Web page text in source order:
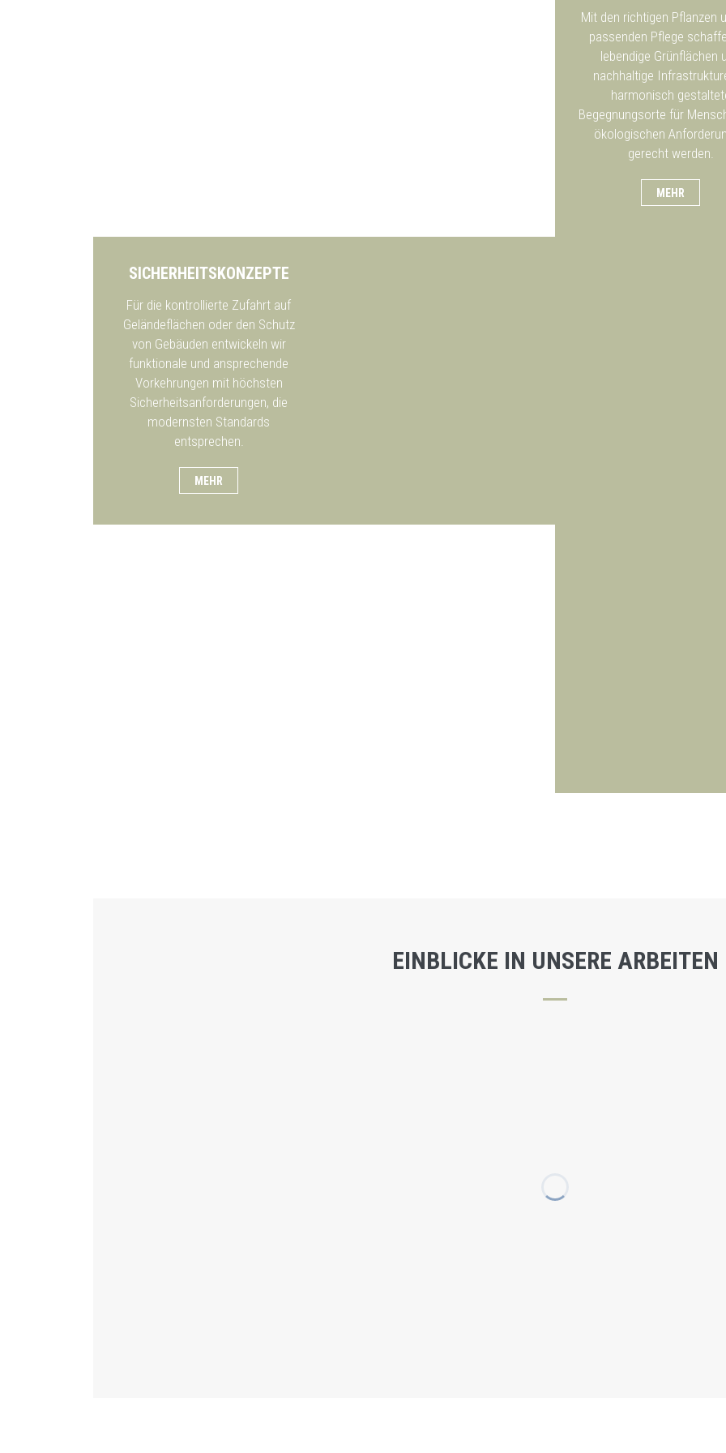
Mit den richtigen Pflanzen
passenden Pflege
lebendige Grünflächen
nachhaltige
harmonisch
Begegnungsorte für
ökologischen
gerecht werden.
MEHR
SICHERHEITSKONZEPTE
Für die kontrollierte Zufahrt auf
Geländeflächen oder den Schutz
von Gebäuden entwickeln wir
funktionale und ansprechende
Vorkehrungen mit höchsten
Sicherheitsanforderungen, die
modernsten Standards
entsprechen.
MEHR
EINBLICKE IN UNSERE ARBEITEN